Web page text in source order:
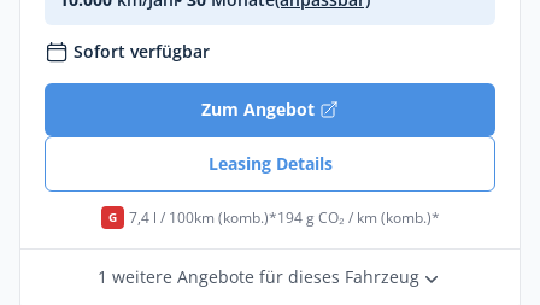
Sofort verfügbar
Zum Angebot
Leasing Details
G 7,4 l / 100km (komb.)*194 g CO₂ / km (komb.)*
1 weitere Angebote für dieses Fahrzeug